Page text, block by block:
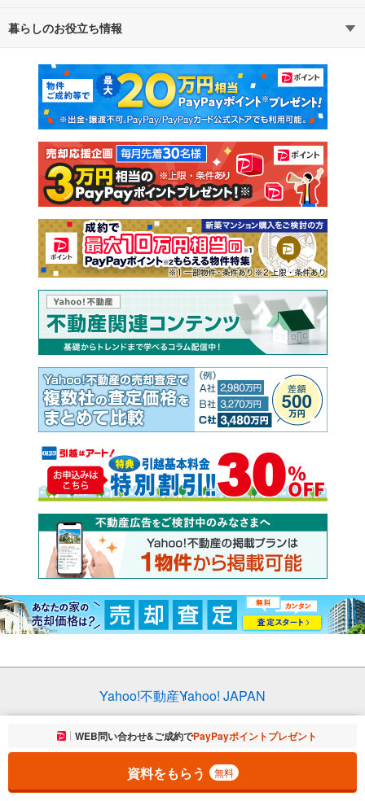
お気に入りに追加しました。 一覧を開く
WEB問い合わせ&ご成約でPayPayポイントプレゼント
資料をもらう 無料
通勤・通学時間から探す
不動産・住宅
新築マンション 中古マンション
新築一戸建て 中古一戸建て
注文住宅 土地
売却査定
暮らしのお役立ち情報
マンションカタログ 教えて！住まいの先生
Yahoo!不動産Yahoo! JAPAN
プライバシーポリシープライバシーセンター
規約掲載希望の方へ
免責事項ご意見・ご要望ヘルプ
© LY Corporation